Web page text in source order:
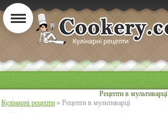
Рецепти в мультиварці
Кулінарні рецепти » Рецепти в мультиварці